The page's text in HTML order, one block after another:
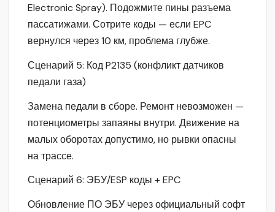
Electronic Spray). Подожмите пины разъема
пассатижами. Сотрите коды — если EPC
вернулся через 10 км, проблема глубже.
Сценарий 5: Код P2135 (конфликт датчиков
педали газа)
Замена педали в сборе. Ремонт невозможен —
потенциометры запаяны внутри. Движение на
малых оборотах допустимо, но рывки опасны
на трассе.
Сценарий 6: ЭБУ/ESP коды + EPC
Обновление ПО ЭБУ через официальный софт